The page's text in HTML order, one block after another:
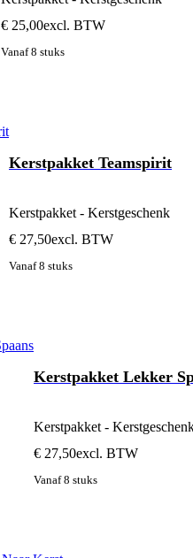
€ 25,00excl. BTW
Vanaf 8 stuks
Kerstpakket Teamspirit
Kerstpakket - Kerstgeschenk
€ 27,50excl. BTW
Vanaf 8 stuks
Kerstpakket Lekker
Kerstpakket -
€ 27,50excl. BTW
Vanaf 8 stuks